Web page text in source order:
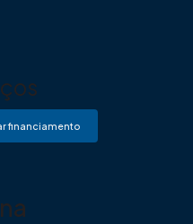
financiamento